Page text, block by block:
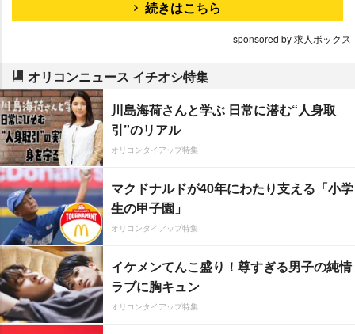
続きはこちら
sponsored by 求人ボックス
オリコンニュース イチオシ特集
川島海荷さんと学ぶ 日常に潜む“人身取
引”のリアル
オリコンタイアップ特集
マクドナルドが40年にわたり支える「小学
生の甲子園」
オリコンタイアップ特集
イケメンてんこ盛り！尊すぎる男子の純情
ラブに胸キュン
オリコンタイアップ特集